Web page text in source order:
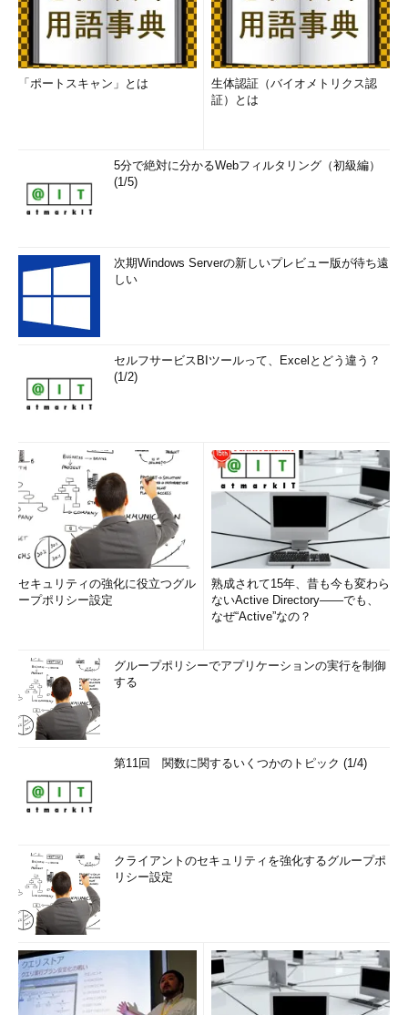
「ポートスキャン」とは
生体認証（バイオメトリクス認
証）とは
5分で絶対に分かるWebフィルタリング（初級編）
(1/5)
次期Windows Serverの新しいプレビュー版が待ち遠
しい
セルフサービスBIツールって、Excelとどう違う？
(1/2)
セキュリティの強化に役立つグル
ープポリシー設定
熟成されて15年、昔も今も変わら
ないActive Directory――でも、
なぜ“Active”なの？
グループポリシーでアプリケーションの実行を制御
する
第11回 関数に関するいくつかのトピック (1/4)
クライアントのセキュリティを強化するグループポ
リシー設定